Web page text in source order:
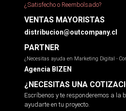
¿Satisfecho o Reembolsado?
VENTAS MAYORISTAS
distribucion@outcompany.cl
PARTNER
¿Necesitas ayuda en Marketing Digital -
Agencia BIZEN
¿NECESITAS UNA
Escríbenos y te responderemos a la
ayudarte en tu proyecto.